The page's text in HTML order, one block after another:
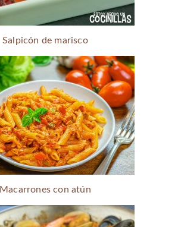
Salpicón de marisco
Macarrones con atún